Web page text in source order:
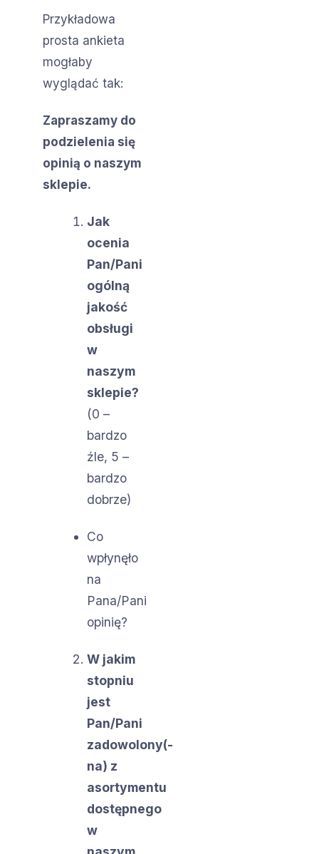
Przykładowa
prosta ankieta
mogłaby
wyglądać tak:
Zapraszamy do
podzielenia się
opinią o naszym
sklepie.
Jak
ocenia
Pan/Pani
ogólną
jakość
obsługi
w
naszym
sklepie?
(0 –
bardzo
źle, 5 –
bardzo
dobrze)
Co
wpłynęło
na
Pana/Pani
opinię?
W jakim
stopniu
jest
Pan/Pani
zadowolony(-
na) z
asortymentu
dostępnego
w